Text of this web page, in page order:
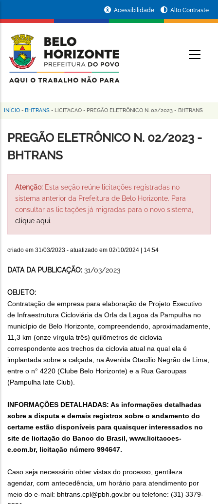
conteúdo
principal
da
Prefeitura
de
Horizonte
Acessibilidade Alto Contraste
Trilha
de
navegação
INÍCIO - BHTRANS - LICITACAO - PREGÃO ELETRÔNICO N. 02/2023 - BHTRANS
PREGÃO ELETRÔNICO N. 02/2023 -
BHTRANS
Atenção: Esta seção reúne licitações registradas no
sistema anterior da Prefeitura de Belo Horizonte. Para
consultar as licitações já migradas para o novo sistema,
clique aqui.
criado em 31/03/2023 - atualizado em 02/10/2024 | 14:54
DATA DA PUBLICAÇÃO: 31/03/2023
OBJETO:
Contratação de empresa para elaboração de Projeto Executivo
de Infraestrutura Cicloviária da Orla da Lagoa da Pampulha no
município de Belo Horizonte, compreendendo, aproximadamente,
11,3 km (onze vírgula três) quilômetros de ciclovia
correspondente aos trechos da ciclovia atual na qual ela é
implantada sobre a calçada, na Avenida Otacílio Negrão de Lima,
entre o n° 4220 (Clube Belo Horizonte) e a Rua Garoupas
(Pampulha Iate Club).
INFORMAÇÕES DETALHADAS: As informações detalhadas
sobre a disputa e demais registros sobre o andamento do
certame estão disponíveis para quaisquer interessados no
site de licitação do Banco do Brasil, www.licitacoes-
e.com.br, licitação número 994647.
Caso seja necessário obter vistas do processo, gentileza
agendar, com antecedência, um horário para atendimento por
meio do e-mail: bhtrans.cpl@pbh.gov.br ou telefone: (31) 3379-